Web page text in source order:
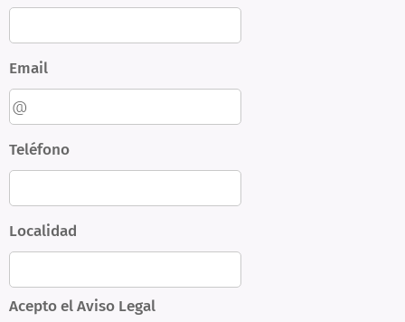
Email
Teléfono
Localidad
Acepto el Aviso Legal